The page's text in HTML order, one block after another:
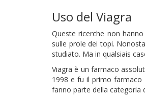
Uso del Viagra
Queste ricerche non
sulle prole dei topi.
studiato. Ma in qualsiais
Viagra è un farmaco
1998 e fu il primo farmaco
fanno parte della categoria